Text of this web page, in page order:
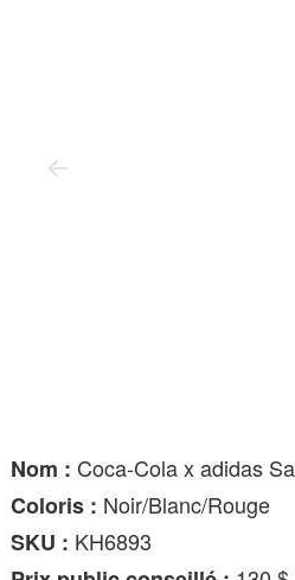
Nom : Coca-Cola x adidas
Coloris : Noir/Blanc/Rouge
SKU : KH6893